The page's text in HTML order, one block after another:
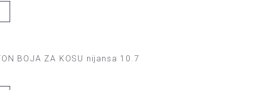
BOJA ZA KOSU nijansa 10.7